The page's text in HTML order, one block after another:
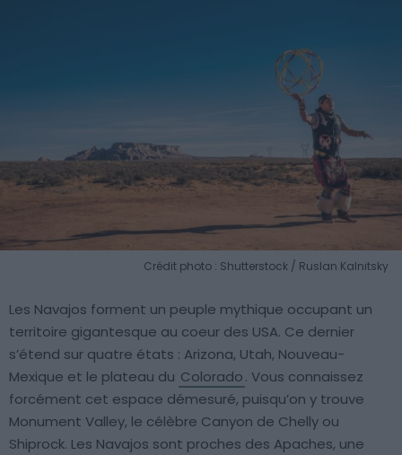
Crédit photo : Shutterstock / Ruslan Kalnitsky
Les Navajos forment un peuple mythique occupant un
territoire gigantesque au coeur des USA. Ce dernier
s’étend sur quatre états : Arizona, Utah, Nouveau-
Mexique et le plateau du Colorado. Vous connaissez
forcément cet espace démesuré, puisqu’on y trouve
Monument Valley, le célèbre Canyon de Chelly ou
Shiprock. Les Navajos sont proches des Apaches, une